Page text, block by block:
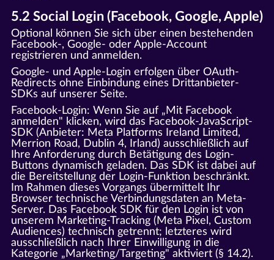
5.2 Social Login (Facebook, Google, Apple)
Optional können Sie sich über einen bestehenden
Facebook-, Google- oder Apple-Account
registrieren und anmelden.
Google- und Apple-Login erfolgen über OAuth-
Redirects ohne Einbindung eines Drittanbieter-
SDKs auf unserer Seite.
Facebook-Login: Wenn Sie auf „Mit Facebook
anmelden" klicken, wird das Facebook-JavaScript-
SDK (Anbieter: Meta Platforms Ireland Limited,
Merrion Road, Dublin 4, Irland) ausschließlich auf
Ihre Anforderung durch Betätigung des Login-
Buttons dynamisch geladen. Das SDK ist dabei auf
die Bereitstellung der Login-Funktion beschränkt.
Im Rahmen dieses Vorgangs übermittelt Ihr
Browser technische Verbindungsdaten an Meta-
Server. Das Facebook SDK für den Login ist von
unserem Marketing-Tracking (Meta Pixel, Custom
Audiences) technisch getrennt; letzteres wird
ausschließlich nach Ihrer Einwilligung in die
Kategorie „Marketing/Targeting" aktiviert (§ 14.2).